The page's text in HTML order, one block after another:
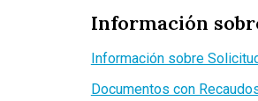
Información
Información sobre
Documentos con